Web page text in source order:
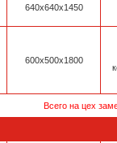
640x640x1450
600x500x1800
Всего на цех